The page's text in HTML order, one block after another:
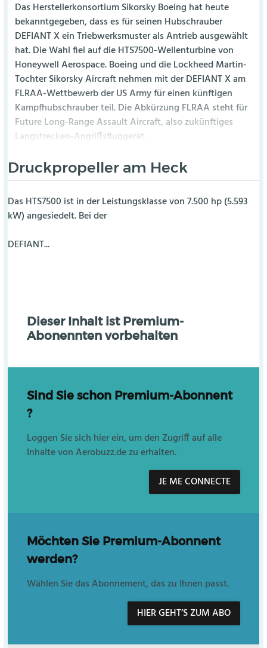
Das Herstellerkonsortium Sikorsky Boeing hat heute
bekanntgegeben, dass es für seinen Hubschrauber
DEFIANT X ein Triebwerksmuster als Antrieb ausgewählt
hat. Die Wahl fiel auf die HTS7500-Wellenturbine von
Honeywell Aerospace. Boeing und die Lockheed Martin-
Tochter Sikorsky Aircraft nehmen mit der DEFIANT X am
FLRAA-Wettbewerb der US Army für einen künftigen
Kampfhubschrauber teil. Die Abkürzung FLRAA steht für
Future Long-Range Assault Aircraft, also zukünftiges
Langstrecken-Angriffsfluggerät.
Druckpropeller am Heck
Das HTS7500 ist in der Leistungsklasse von 7.500 hp (5.593
kW) angesiedelt. Bei der
DEFIANT...
Dieser Inhalt ist Premium-
Abonennten vorbehalten
Sind Sie schon Premium-Abonnent
?
Loggen Sie sich hier ein, um den Zugriff auf alle
Inhalte von Aerobuzz.de zu erhalten.
JE ME CONNECTE
Möchten Sie Premium-Abonnent
werden?
Wählen Sie das Abonnement, das zu Ihnen passt.
HIER GEHT’S ZUM ABO